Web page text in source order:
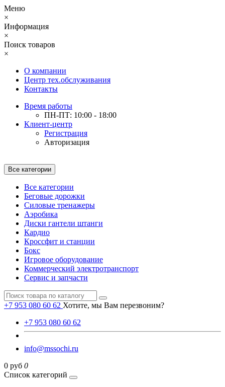
Меню
×
Информация
×
Поиск товаров
×
О компании
Центр тех.обслуживания
Контакты
Время работы
ПН-ПТ: 10:00 - 18:00
Клиент-центр
Регистрация
Авторизация
Все категории
Все категории
Беговые дорожки
Силовые тренажеры
Аэробика
Диски гантели штанги
Кардио
Кроссфит и станции
Бокс
Игровое оборудование
Коммерческий электротранспорт
Сервис и запчасти
+7 953 080 60 62 Хотите, мы Вам перезвоним?
+7 953 080 60 62
info@mssochi.ru
0 руб 0
Список категорий